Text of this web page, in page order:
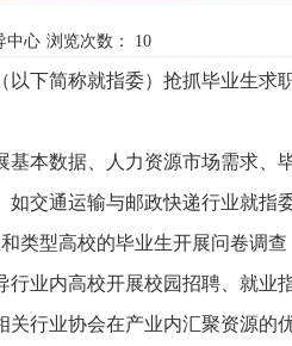
中心 浏览次数： 10
下简称就指委）抢抓毕业生求
基本数据、人力资源市场需求、
交通运输与邮政快递行业就指
类型高校的毕业生开展问卷调
业内高校开展校园招聘、就业
关行业协会在产业内汇聚资源的